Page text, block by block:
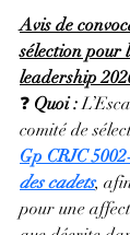
Avis de
sélection pour
leadership
❓ Quoi :
comité de
Gp CRJC
des cadets,
pour une